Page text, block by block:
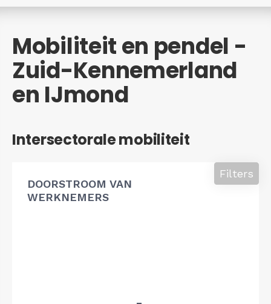
Mobiliteit en pendel -
Zuid-Kennemerland
en IJmond
Intersectorale mobiliteit
DOORSTROOM VAN
WERKNEMERS
Filters